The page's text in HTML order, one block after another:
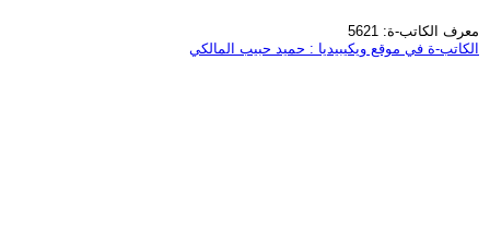
معرف الكاتب-ة: 5621
الكاتب-ة في موقع ويكيبيديا : حميد حبيب المالكي